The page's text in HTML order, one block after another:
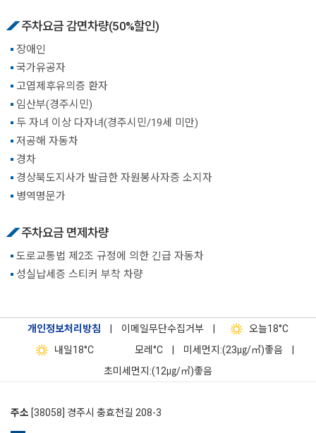
주차요금 감면차량(50%할인)
장애인
국가유공자
고엽제후유의증 환자
임산부(경주시민)
두 자녀 이상 다자녀(경주시민/19세 미만)
저공해 자동차
경차
경상북도지사가 발급한 자원봉사자증 소지자
병역명문가
주차요금 면제차량
도로교통법 제2조 규정에 의한 긴급 자동차
성실납세증 스티커 부착 차량
개인정보처리방침 이메일무단수집거부 오늘18°C
내일18°C 모레 °C 미세먼지:(23㎍/㎥)좋음
초미세먼지:(12㎍/㎥)좋음
주소 [38058] 경주시 충효천길 208-3